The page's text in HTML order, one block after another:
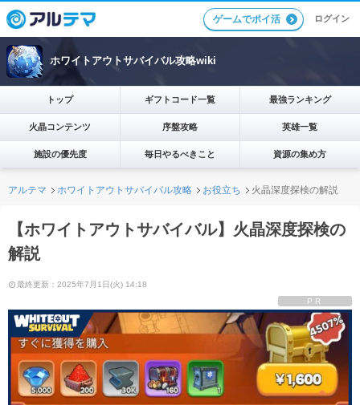
ゲームでポイ活 ログイン
ホワイトアウトサバイバル攻略wiki
トップ ギフトコード一覧 最強ランキング
火晶コンテンツ 序盤攻略 英雄一覧
施設の優先度 毎日やるべきこと 資源の集め方
アルテマ ホワイトアウトサバイバル攻略 お役立ち 火晶深度探検の解説
【ホワイトアウトサバイバル】火晶深度探検の
解説
最終更新：2025年7月1日(火) 14:18
PR